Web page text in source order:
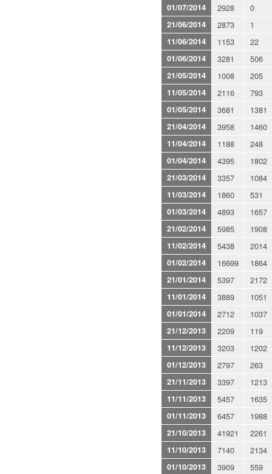
01/07/2014 2928 0
21/06/2014 2873 1
11/06/2014 1153 22
01/06/2014 3281 506
21/05/2014 1008 205
11/05/2014 2116 793
01/05/2014 3681 1381
21/04/2014 3958 1460
11/04/2014 1188 248
01/04/2014 4395 1802
21/03/2014 3357 1084
11/03/2014 1860 531
01/03/2014 4893 1657
21/02/2014 5985 1908
11/02/2014 5438 2014
01/02/2014 16699 1864
21/01/2014 5397 2172
11/01/2014 3889 1051
01/01/2014 2712 1037
21/12/2013 2209 119
11/12/2013 3203 1202
01/12/2013 2797 263
21/11/2013 3397 1213
11/11/2013 5457 1635
01/11/2013 6457 1988
21/10/2013 41921 2261
11/10/2013 7140 2134
01/10/2013 3909 559